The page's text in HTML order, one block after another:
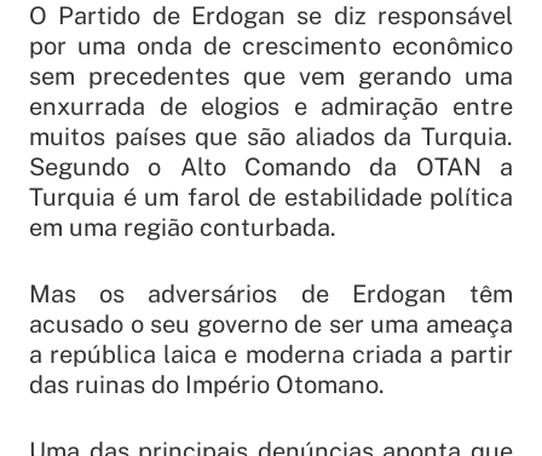
O Partido de Erdogan se diz responsável
por uma onda de crescimento econômico
sem precedentes que vem gerando uma
enxurrada de elogios e admiração entre
muitos países que são aliados da Turquia.
Segundo o Alto Comando da OTAN a
Turquia é um farol de estabilidade política
em uma região conturbada.
Mas os adversários de Erdogan têm
acusado o seu governo de ser uma ameaça
a república laica e moderna criada a partir
das ruinas do Império Otomano.